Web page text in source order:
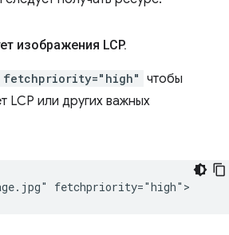
изображения LCP.
fetchpriority="high" чтобы
LCP или других важных